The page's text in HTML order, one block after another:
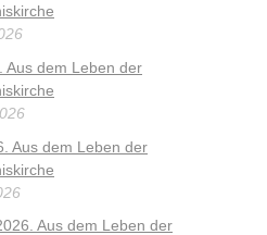
Aus dem Leben der
Aus dem Leben der
Aus dem Leben der